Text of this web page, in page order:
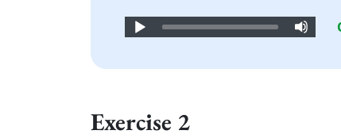
Audio
Exercise 2